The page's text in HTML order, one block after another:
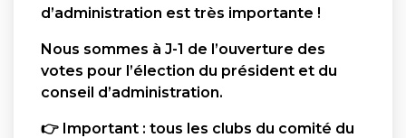
d’administration est très importante !
Nous sommes à J-1 de l’ouverture des
votes pour l’élection du président et du
conseil d’administration.
👉 Important : tous les clubs du comité du